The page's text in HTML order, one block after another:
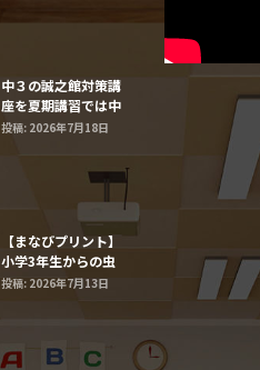
中３の誠之館対策講
座を夏期講習では中
学２年生と１年生に
投稿: 2026年7月18日
【まなびプリント】
小学3年生からの虫
食い算
投稿: 2026年7月13日